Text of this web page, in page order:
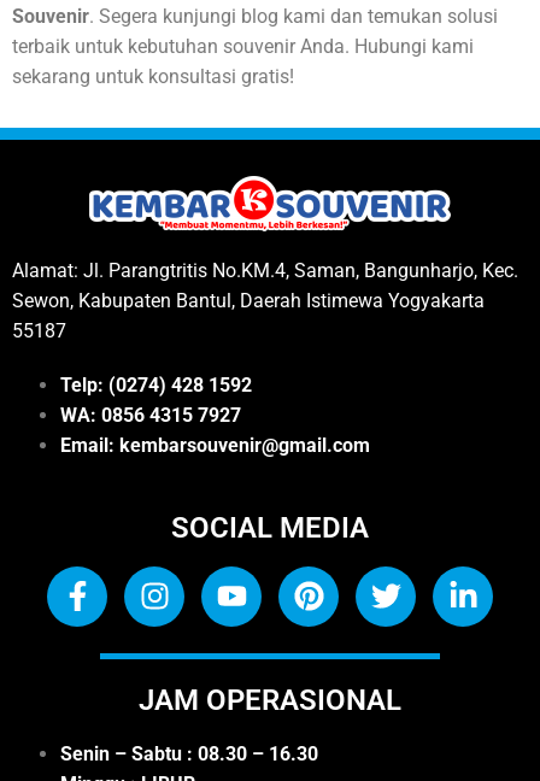
Souvenir. Segera kunjungi blog kami dan temukan solusi
terbaik untuk kebutuhan souvenir Anda. Hubungi kami
sekarang untuk konsultasi gratis!
Alamat: Jl. Parangtritis No.KM.4, Saman, Bangunharjo, Kec.
Sewon, Kabupaten Bantul, Daerah Istimewa Yogyakarta
55187
Telp: (0274) 428 1592
WA: 0856 4315 7927
Email: kembarsouvenir@gmail.com
SOCIAL MEDIA
JAM OPERASIONAL
Senin – Sabtu : 08.30 – 16.30